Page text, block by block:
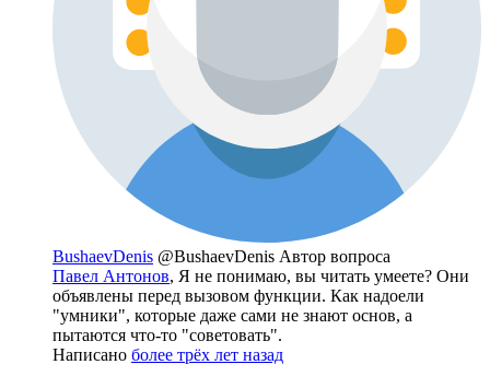
BushaevDenis @BushaevDenis Автор вопроса
Павел Антонов, Я не понимаю, вы читать умеете? Они
объявлены перед вызовом функции. Как надоели
"умники", которые даже сами не знают основ, а
пытаются что-то "советовать".
Написано более трёх лет назад